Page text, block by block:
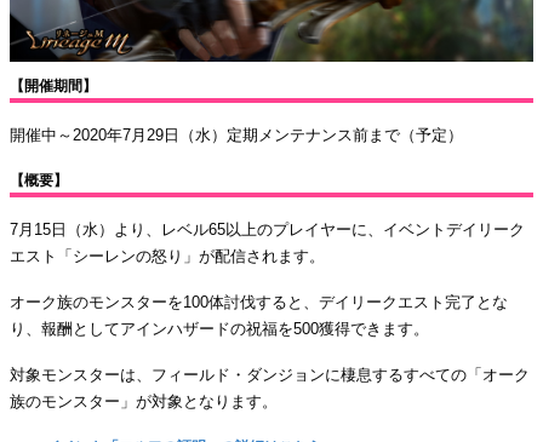
【開催期間】
開催中～2020年7月29日（水）定期メンテナンス前まで（予定）
【概要】
7月15日（水）より、レベル65以上のプレイヤーに、イベントデイリーク
エスト「シーレンの怒り」が配信されます。
オーク族のモンスターを100体討伐すると、デイリークエスト完了とな
り、報酬としてアインハザードの祝福を500獲得できます。
対象モンスターは、フィールド・ダンジョンに棲息するすべての「オーク
族のモンスター」が対象となります。